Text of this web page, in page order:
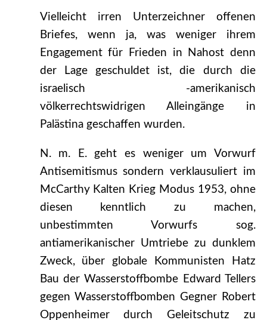
Vielleicht irren Unterzeichner offenen
Briefes, wenn ja, was weniger ihrem
Engagement für Frieden in Nahost denn
der Lage geschuldet ist, die durch die
israelisch -amerikanisch
völkerrechtswidrigen Alleingänge in
Palästina geschaffen wurden.
N. m. E. geht es weniger um Vorwurf
Antisemitismus sondern verklausuliert im
McCarthy Kalten Krieg Modus 1953, ohne
diesen kenntlich zu machen,
unbestimmten Vorwurfs sog.
antiamerikanischer Umtriebe zu dunklem
Zweck, über globale Kommunisten Hatz
Bau der Wasserstoffbombe Edward Tellers
gegen Wasserstoffbomben Gegner Robert
Oppenheimer durch Geleitschutz zu